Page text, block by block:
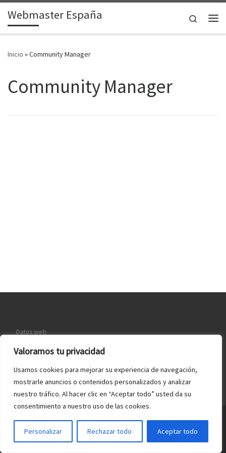
Valoramos tu privacidad
Usamos cookies para mejorar su experiencia de navegación,
mostrarle anuncios o contenidos personalizados y analizar
nuestro tráfico. Al hacer clic en “Aceptar todo” usted da su
consentimiento a nuestro uso de las cookies.
Personalizar Rechazar todo Aceptar todo
Saltar al contenido
Webmaster España
Search
Inicio »Community Manager
Community Manager
Datos web
Política de Cookies
© 2026Webmaster España– Todos los derechos reservados
Funciona con WP – Diseñado con el Tema Customizr